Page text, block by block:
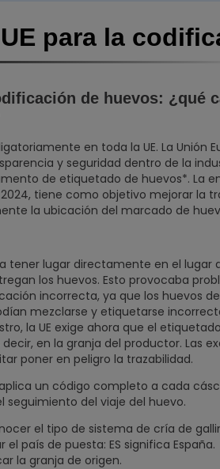
para la
de huevos: ¿qué
en toda la UE. La Unión
y seguridad dentro de la
de etiquetado de huevos*. La
tiene como objetivo mejorar la
la ubicación del marcado de
tener lugar directamente en el lugar
los huevos. Esto provocaba
incorrecta, ya que los huevos
mezclarse y etiquetarse
la UE exige ahora que el
en la granja del productor. Las
poner en peligro la trazabilidad.
un código completo a cada
del viaje del huevo.
el tipo de sistema de cría de
país de puesta: ES significa España.
la granja de origen.